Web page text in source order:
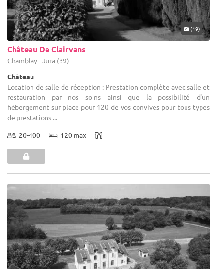
(19)
Château De Clairvans
Chamblay - Jura (39)
Château
Location de salle de réception : Prestation complète avec salle et
restauration par nos soins ainsi que la possibilité d'un
hébergement sur place pour 120 de vos convives pour tous types
de prestations ...
20-400 120 max